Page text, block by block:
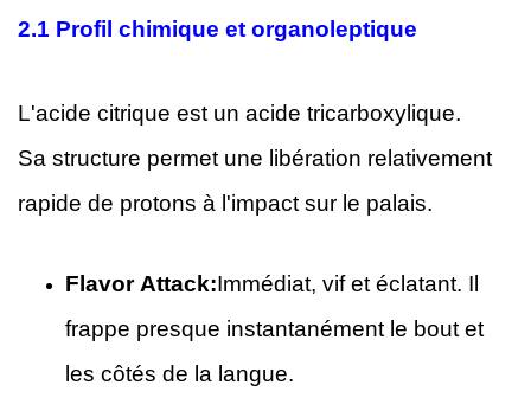
2.1 Profil chimique et organoleptique
L'acide citrique est un acide tricarboxylique.
Sa structure permet une libération relativement
rapide de protons à l'impact sur le palais.
Flavor Attack:Immédiat, vif et éclatant. Il
frappe presque instantanément le bout et
les côtés de la langue.